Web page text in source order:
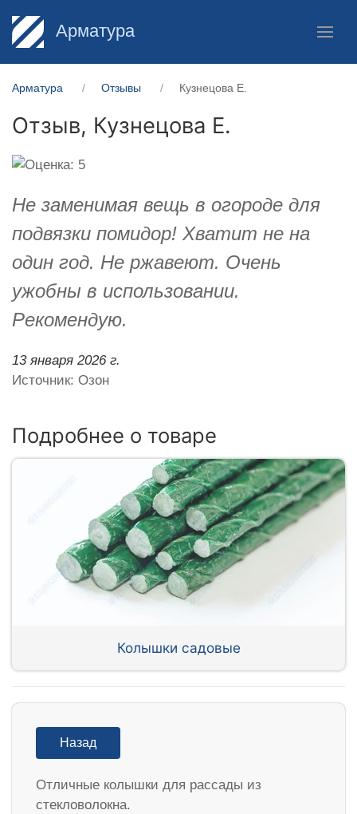
Арматура
Арматура Отзывы Кузнецова Е.
Отзыв, Кузнецова Е.
Не заменимая вещь в огороде для
подвязки помидор! Хватит не на
один год. Не ржавеют. Очень
ужобны в использовании.
Рекомендую.
13 января 2026 г.
Источник: Озон
Подробнее о товаре
Колышки садовые
Назад
Отличные колышки для рассады из
стекловолокна.